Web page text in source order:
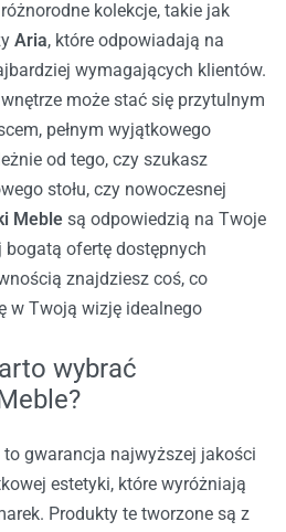
kolekcje, takie jak
Aria, które odpowiadają na
wymagających klientów.
może stać się przytulnym
pełnym wyjątkowego
od tego, czy szukasz
stołu, czy nowoczesnej
Meble są odpowiedzią na Twoje
bogatą ofertę dostępnych
znajdziesz coś, co
w Twoją wizję idealnego
wybrać
to gwarancja najwyższej jakości
estetyki, które wyróżniają
Produkty te tworzone są z